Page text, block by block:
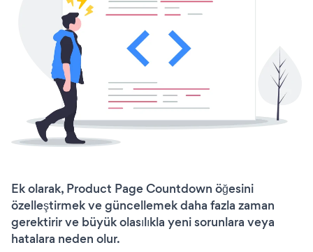
Ek olarak, Product Page Countdown öğesini
özelleştirmek ve güncellemek daha fazla zaman
gerektirir ve büyük olasılıkla yeni sorunlara veya
hatalara neden olur.